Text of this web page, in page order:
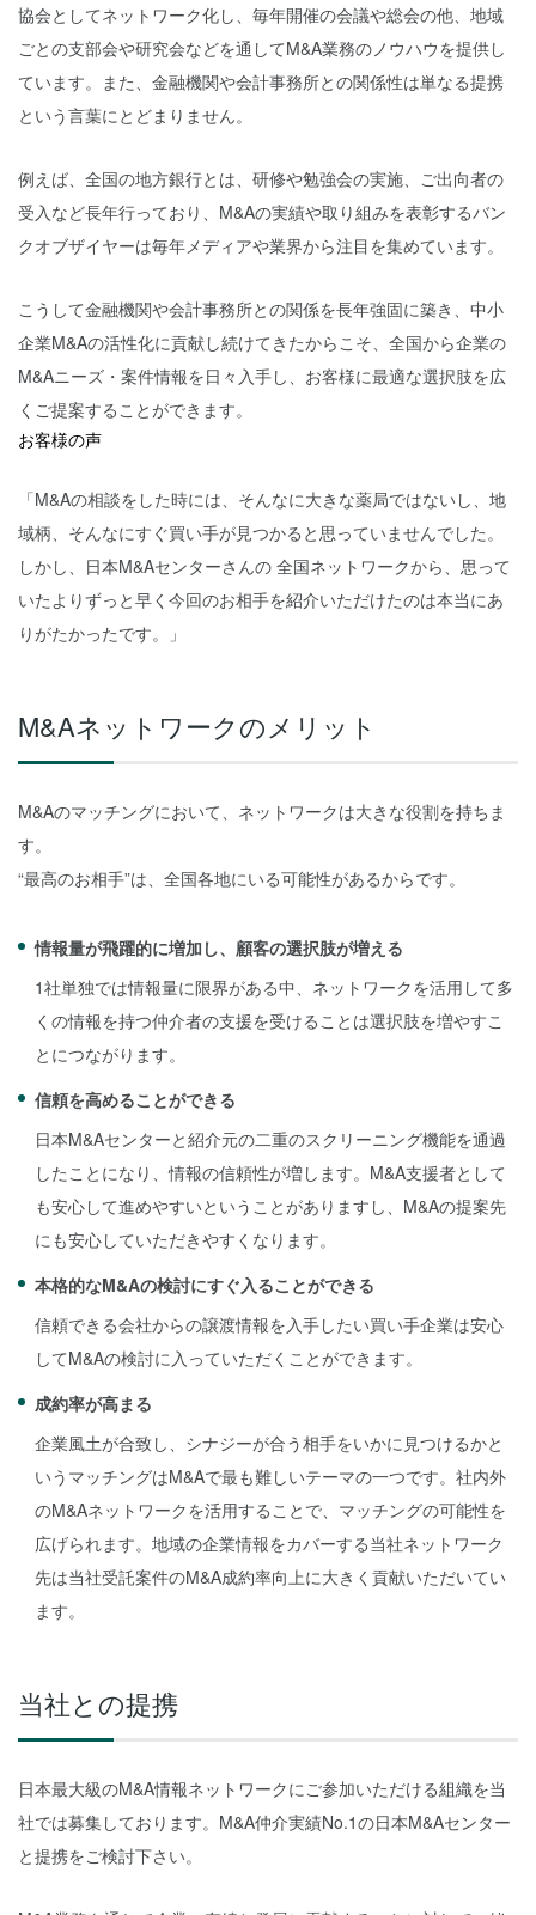
協会としてネットワーク化し、毎年開催の会議や総会の他、地域
ごとの支部会や研究会などを通してM&A業務のノウハウを提供し
ています。また、金融機関や会計事務所との関係性は単なる提携
という言葉にとどまりません。
例えば、全国の地方銀行とは、研修や勉強会の実施、ご出向者の
受入など長年行っており、M&Aの実績や取り組みを表彰するバン
クオブザイヤーは毎年メディアや業界から注目を集めています。
こうして金融機関や会計事務所との関係を長年強固に築き、中小
企業M&Aの活性化に貢献し続けてきたからこそ、全国から企業の
M&Aニーズ・案件情報を日々入手し、お客様に最適な選択肢を広
くご提案することができます。
お客様の声
「M&Aの相談をした時には、そんなに大きな薬局ではないし、地
域柄、そんなにすぐ買い手が見つかると思っていませんでした。
しかし、日本M&Aセンターさんの 全国ネットワークから、思って
いたよりずっと早く今回のお相手を紹介いただけたのは本当にあ
りがたかったです。」
M&Aネットワークのメリット
M&Aのマッチングにおいて、ネットワークは大きな役割を持ちま
す。
“最高のお相手”は、全国各地にいる可能性があるからです。
情報量が飛躍的に増加し、顧客の選択肢が増える
1社単独では情報量に限界がある中、ネットワークを活用して多
くの情報を持つ仲介者の支援を受けることは選択肢を増やすこ
とにつながります。
信頼を高めることができる
日本M&Aセンターと紹介元の二重のスクリーニング機能を通過
したことになり、情報の信頼性が増します。M&A支援者として
も安心して進めやすいということがありますし、M&Aの提案先
にも安心していただきやすくなります。
本格的なM&Aの検討にすぐ入ることができる
信頼できる会社からの譲渡情報を入手したい買い手企業は安心
してM&Aの検討に入っていただくことができます。
成約率が高まる
企業風土が合致し、シナジーが合う相手をいかに見つけるかと
いうマッチングはM&Aで最も難しいテーマの一つです。社内外
のM&Aネットワークを活用することで、マッチングの可能性を
広げられます。地域の企業情報をカバーする当社ネットワーク
先は当社受託案件のM&A成約率向上に大きく貢献いただいてい
ます。
当社との提携
日本最大級のM&A情報ネットワークにご参加いただける組織を当
社では募集しております。M&A仲介実績No.1の日本M&Aセンター
と提携をご検討下さい。